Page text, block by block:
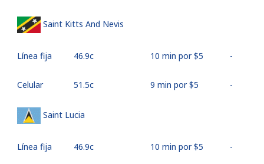
Saint Kitts And Nevis
Línea fija ⁦46.9c⁩ 10 min por ⁦$5⁩ -
Celular ⁦51.5c⁩ 9 min por ⁦$5⁩ -
Saint Lucia
Línea fija ⁦46.9c⁩ 10 min por ⁦$5⁩ -